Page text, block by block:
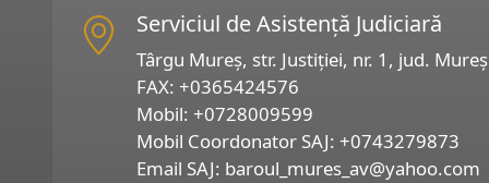
Serviciul de Asistență Judiciară
Târgu Mureș, str. Justiției, nr. 1, jud. Mureș
FAX: +0365424576
Mobil: +0728009599
Mobil Coordonator SAJ: +0743279873
Email SAJ: baroul_mures_av@yahoo.com